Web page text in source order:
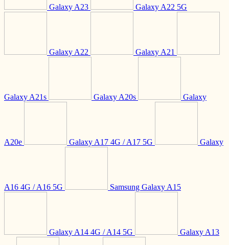
Galaxy A23 Galaxy A22 5G
Galaxy A22 Galaxy A21
Galaxy A21s Galaxy A20s Galaxy
A20e Galaxy A17 4G / A17 5G Galaxy
A16 4G / A16 5G Samsung Galaxy A15
Galaxy A14 4G / A14 5G Galaxy A13